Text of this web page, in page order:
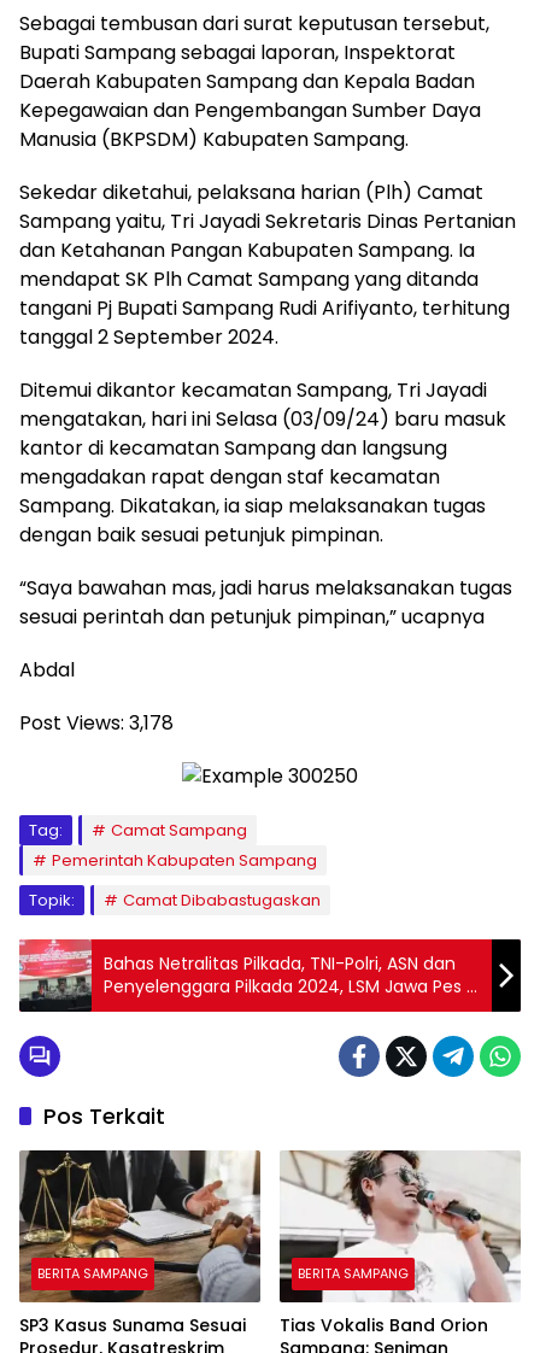
Sebagai tembusan dari surat keputusan tersebut,
Bupati Sampang sebagai laporan, Inspektorat
Daerah Kabupaten Sampang dan Kepala Badan
Kepegawaian dan Pengembangan Sumber Daya
Manusia (BKPSDM) Kabupaten Sampang.
Sekedar diketahui, pelaksana harian (Plh) Camat
Sampang yaitu, Tri Jayadi Sekretaris Dinas Pertanian
dan Ketahanan Pangan Kabupaten Sampang. Ia
mendapat SK Plh Camat Sampang yang ditanda
tangani Pj Bupati Sampang Rudi Arifiyanto, terhitung
tanggal 2 September 2024.
Ditemui dikantor kecamatan Sampang, Tri Jayadi
mengatakan, hari ini Selasa (03/09/24) baru masuk
kantor di kecamatan Sampang dan langsung
mengadakan rapat dengan staf kecamatan
Sampang. Dikatakan, ia siap melaksanakan tugas
dengan baik sesuai petunjuk pimpinan.
“Saya bawahan mas, jadi harus melaksanakan tugas
sesuai perintah dan petunjuk pimpinan,” ucapnya
Abdal
Post Views: 3,178
Tag:
Camat Sampang
Pemerintah Kabupaten Sampang
Topik:
Camat Dibabastugaskan
Bahas Netralitas Pilkada, TNI-Polri, ASN dan
Penyelenggara Pilkada 2024, LSM Jawa Pes &
LSM TRINUSA Lakukan Audiensi Ke KPU
Pos Terkait
BERITA SAMPANG
SP3 Kasus Sunama Sesuai
Prosedur, Kasatreskrim
BERITA SAMPANG
Tias Vokalis Band Orion
Sampang: Seniman